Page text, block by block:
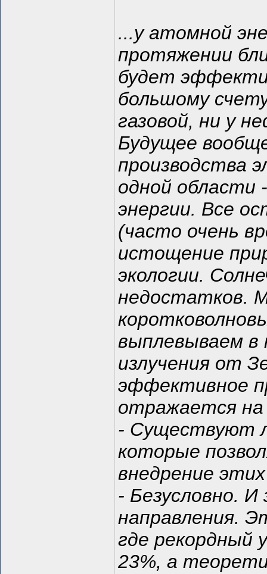
...у атомной
протяжении
будет
большому
газовой, ни у
Будущее
производства
одной области
энергии. Все
(часто очень
истощение
экологии.
недостатков.
выплевываем в
излучения от
эффективное
отражается
- Существуют
которые
внедрение
- Безусловно. И
направления.
где рекордный
23%, а